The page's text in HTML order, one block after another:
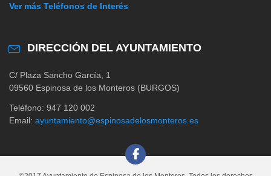
Ver más Teléfonos de Interés
DIRECCIÓN DEL AYUNTAMIENTO
C/ Plaza Sancho García, 1
09560 Espinosa de los Monteros (BURGOS)
Teléfono: 947 120 002
Email: ayuntamiento@espinosadelosmonteros.es